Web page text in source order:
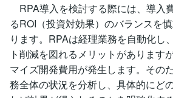
RPA導入を検討する際には、導入
るROI（投資対効果）のバランスを
ります。RPAは経理業務を自動化し
ト削減を図れるメリットがあります
マイズ開発費用が発生します。その
務全体の状況を分析し、具体的にど